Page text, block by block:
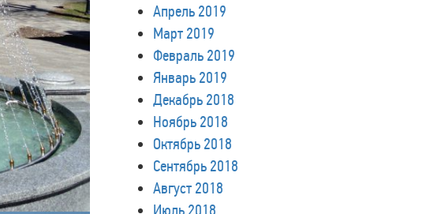
Апрель 2019
Март 2019
Февраль 2019
Январь 2019
Декабрь 2018
Ноябрь 2018
Октябрь 2018
Сентябрь 2018
Август 2018
Июль 2018